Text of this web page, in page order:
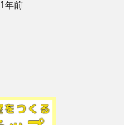
1年前